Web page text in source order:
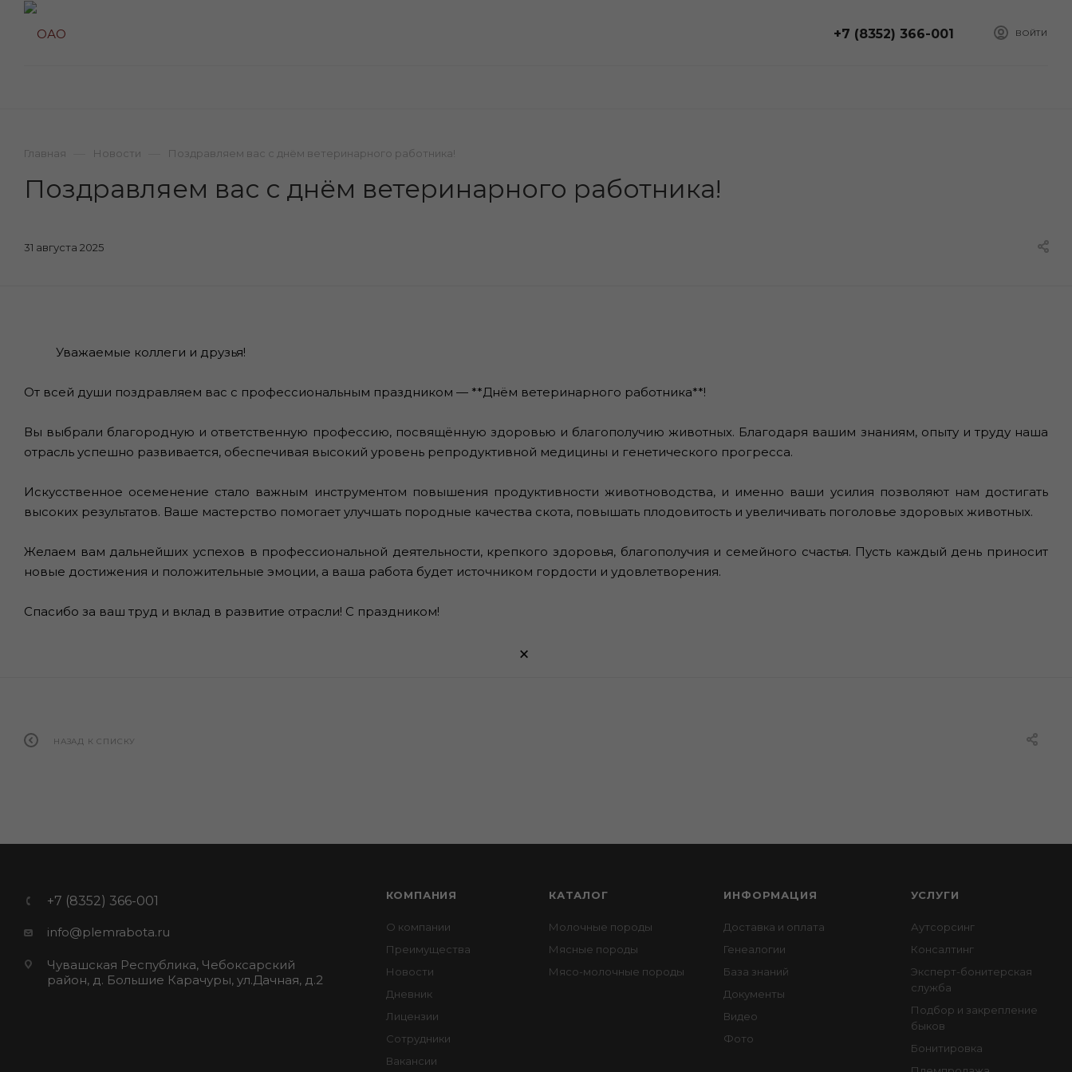
ВОЙТИ
+7 (8352) 366-001
Главная Новости Поздравляем вас с днём ветеринарного работника!
Поздравляем вас с днём ветеринарного работника!
31 августа 2025
Уважаемые коллеги и друзья!
От всей души поздравляем вас с профессиональным праздником — **Днём ветеринарного работника**!
Вы выбрали благородную и ответственную профессию, посвящённую здоровью и благополучию животных. Благодаря вашим знаниям, опыту и труду наша
отрасль успешно развивается, обеспечивая высокий уровень репродуктивной медицины и генетического прогресса.
Искусственное осеменение стало важным инструментом повышения продуктивности животноводства, и именно ваши усилия позволяют нам достигать
высоких результатов. Ваше мастерство помогает улучшать породные качества скота, повышать плодовитость и увеличивать поголовье здоровых животных.
Желаем вам дальнейших успехов в профессиональной деятельности, крепкого здоровья, благополучия и семейного счастья. Пусть каждый день приносит
новые достижения и положительные эмоции, а ваша работа будет источником гордости и удовлетворения.
Спасибо за ваш труд и вклад в развитие отрасли! С праздником!
НАЗАД К СПИСКУ
+7 (8352) 366-001
info@plemrabota.ru
Чувашская Республика, Чебоксарский
район, д. Большие Карачуры, ул.Дачная, д.2
КОМПАНИЯ
О компании
Преимущества
Новости
Дневник
Лицензии
Сотрудники
Вакансии
КАТАЛОГ
Молочные породы
Мясные породы
Мясо-молочные породы
ИНФОРМАЦИЯ
Доставка и оплата
Генеалогии
База знаний
Документы
Видео
Фото
УСЛУГИ
Аутсорсинг
Консалтинг
Эксперт-бонитерская
служба
Подбор и закрепление
быков
Бонитировка
×